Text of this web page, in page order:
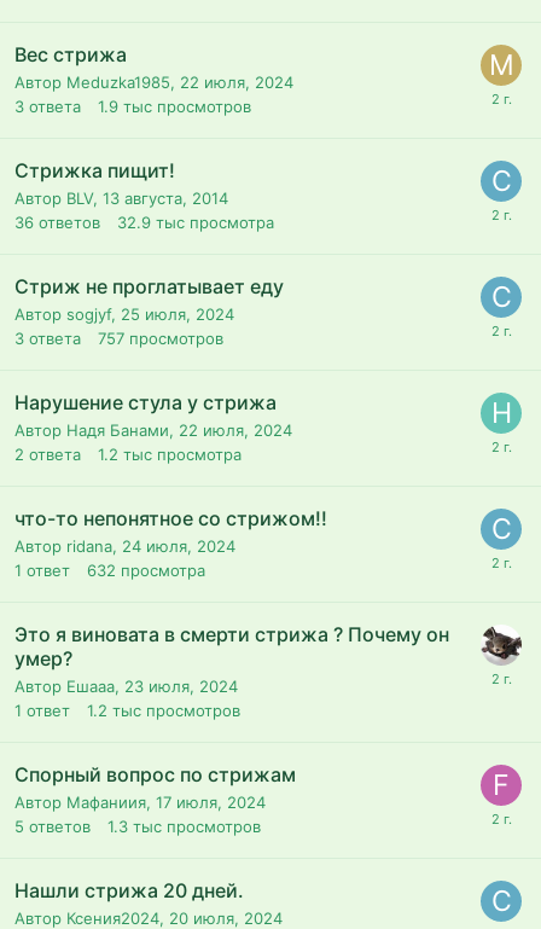
Вес стрижа
Автор Meduzka1985, 22 июля, 2024
3 ответа 1.9 тыс просмотров
Стрижка пищит!
Автор BLV, 13 августа, 2014
36 ответов 32.9 тыс просмотра
Стриж не проглатывает еду
Автор sogjyf, 25 июля, 2024
3 ответа 757 просмотров
Нарушение стула у стрижа
Автор Надя Банами, 22 июля, 2024
2 ответа 1.2 тыс просмотра
что-то непонятное со стрижом!!
Автор ridana, 24 июля, 2024
1 ответ 632 просмотра
Это я виновата в смерти стрижа ? Почему он
умер?
Автор Ешааа, 23 июля, 2024
1 ответ 1.2 тыс просмотров
Спорный вопрос по стрижам
Автор Мафаниия, 17 июля, 2024
5 ответов 1.3 тыс просмотров
Нашли стрижа 20 дней.
Автор Ксения2024, 20 июля, 2024